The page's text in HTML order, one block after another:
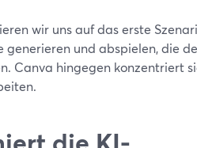
wir uns auf das erste
generieren und abspielen, die
Canva hingegen konzentriert